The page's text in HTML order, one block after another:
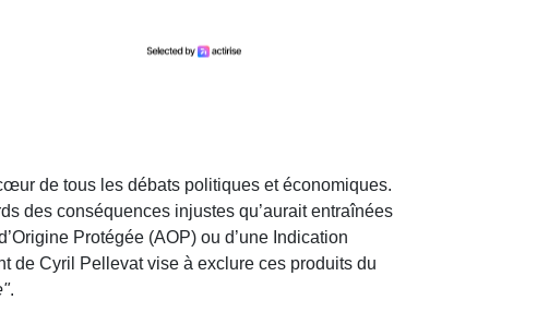
de tous les débats politiques et économiques.
des conséquences injustes qu’aurait entraînées
Protégée (AOP) ou d’une Indication
de Cyril Pellevat vise à exclure ces produits du
.